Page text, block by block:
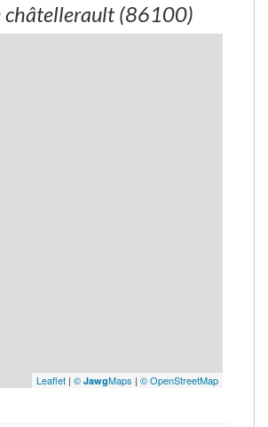
châtellerault (86100)
Leaflet | © JawgMaps | © OpenStreetMap